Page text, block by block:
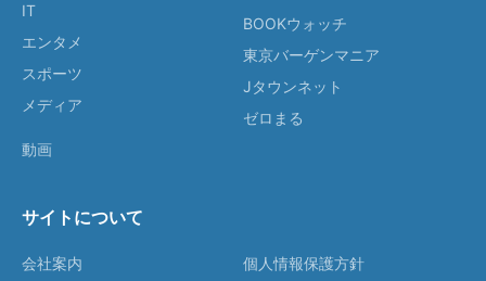
IT
エンタメ
スポーツ
メディア
動画
BOOKウォッチ
東京バーゲンマニア
Jタウンネット
ゼロまる
サイトについて
会社案内
個人情報保護方針